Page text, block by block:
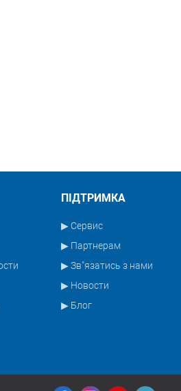
ПІДТРИМКА
▶ Сервис
▶ Партнерам
▶ Зв"язатись з нами
▶ Новости
▶ Блог